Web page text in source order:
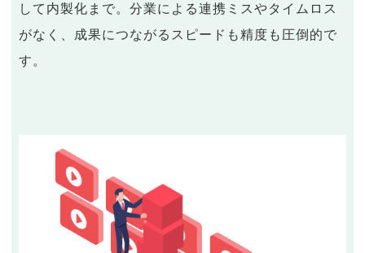
して内製化まで。分業による連携ミスやタイムロス
がなく、成果につながるスピードも精度も圧倒的で
す。